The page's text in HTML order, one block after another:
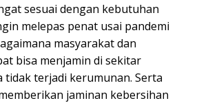
sesuai dengan kebutuhan
melepas penat usai pandemi
masyarakat dan
bisa menjamin di sekitar
tidak terjadi kerumunan. Serta
jaminan kebersihan